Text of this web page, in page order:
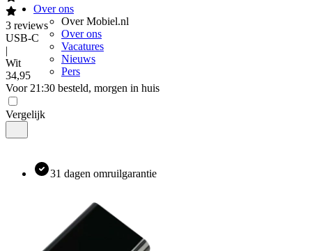
Over ons
Over Mobiel.nl
Over ons
Vacatures
Nieuws
Pers
3 reviews
USB-C
|
Wit
34,95
Voor 21:30 besteld, morgen in huis
Vergelijk
31 dagen omruilgarantie